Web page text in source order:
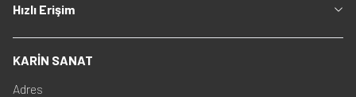
Hızlı Erişim
KARİN SANAT
Adres